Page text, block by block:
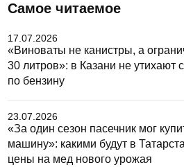
Самое читаемое
17.07.2026
«Виноваты не канистры, а
30 литров»: в Казани не утихают
по бензину
23.07.2026
«За один сезон пасечник мог
машину»: какими будут в
цены на мед нового урожая